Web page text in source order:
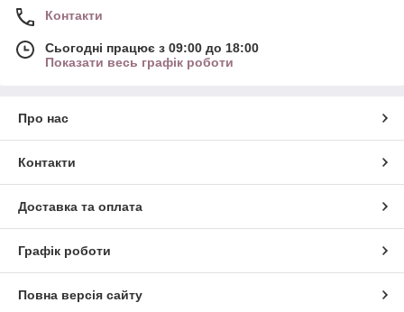
Контакти
Сьогодні працює з 09:00 до 18:00
Показати весь графік роботи
Про нас
Контакти
Доставка та оплата
Графік роботи
Повна версія сайту